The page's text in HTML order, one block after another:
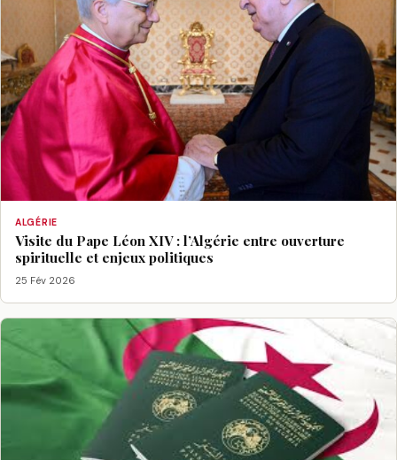
ALGÉRIE
Visite du Pape Léon XIV : l’Algérie entre ouverture
spirituelle et enjeux politiques
25 Fév 2026